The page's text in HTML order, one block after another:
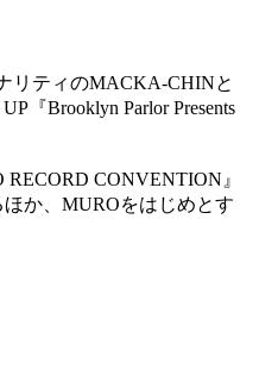
リティのMACKA-CHINと
『Brooklyn Parlor Presents
CONVENTION』
か、MUROをはじめとす